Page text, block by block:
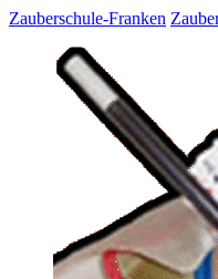
Zauberschule-Franken